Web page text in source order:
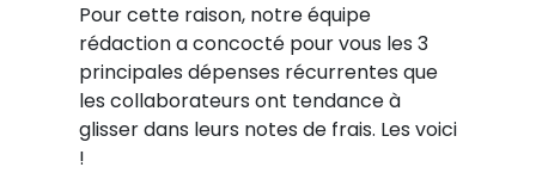
Pour cette raison, notre équipe
rédaction a concocté pour vous les 3
principales dépenses récurrentes que
les collaborateurs ont tendance à
glisser dans leurs notes de frais. Les voici
!